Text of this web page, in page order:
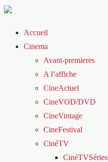
Accueil
Cinema
Avant-premieres
A l’affiche
CineActuel
CineVOD/DVD
CineVintage
CineFestival
CinéTV
CinéTVSéries